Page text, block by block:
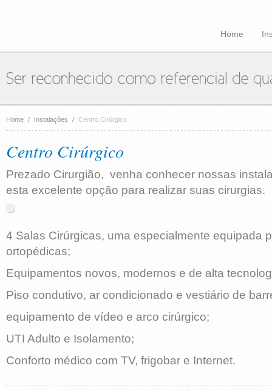
Home
Home / Instalações / Centro Cirúrgico
Centro Cirúrgico
Prezado Cirurgião, venha conhecer nossas
esta excelente opção para realizar suas cirurgias.
4 Salas Cirúrgicas, uma especialmente equipada
ortopédicas;
Equipamentos novos, modernos e de alta
Piso condutivo, ar condicionado e vestiário de
equipamento de vídeo e arco cirúrgico;
UTI Adulto e Isolamento;
Conforto médico com TV, frigobar e Internet.